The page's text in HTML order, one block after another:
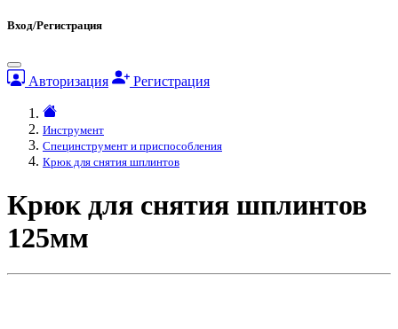
Вход/Регистрация
Авторизация Регистрация
Инструмент
Специнструмент и приспособления
Крюк для снятия шплинтов
Крюк для снятия шплинтов
125мм